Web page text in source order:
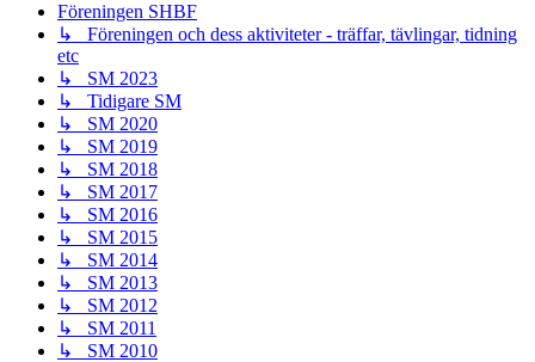
Föreningen SHBF
↳ Föreningen och dess aktiviteter - träffar, tävlingar, tidning
etc
↳ SM 2023
↳ Tidigare SM
↳ SM 2020
↳ SM 2019
↳ SM 2018
↳ SM 2017
↳ SM 2016
↳ SM 2015
↳ SM 2014
↳ SM 2013
↳ SM 2012
↳ SM 2011
↳ SM 2010